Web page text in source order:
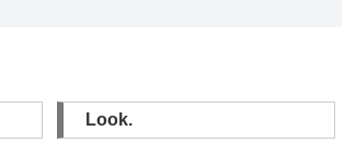
Look.